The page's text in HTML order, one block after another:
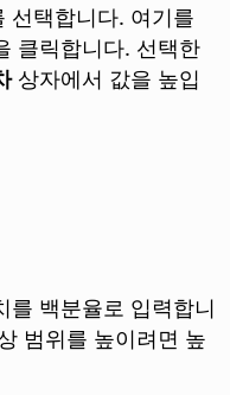
선택합니다. 여기를
클릭합니다. 선택한
상자에서 값을 높입
를 백분율로 입력합니
범위를 높이려면 높